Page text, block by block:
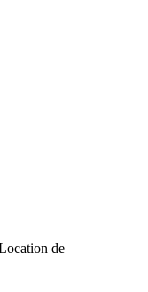
de